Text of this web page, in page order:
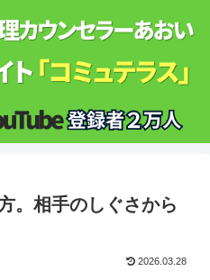
。相手のしぐさから
2026.03.28